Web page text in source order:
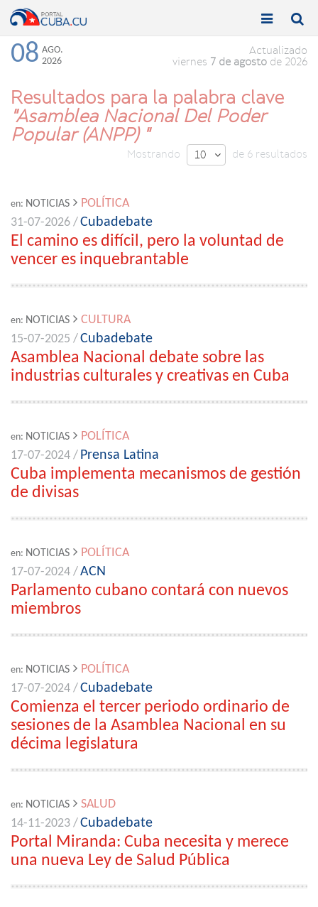
Toggle

Toggle

08 AGO.
2026
Actualizado
viernes 7 de agosto de 2026
Resultados para la palabra clave
"Asamblea Nacional Del Poder
Popular (ANPP) "
Mostrando 10  de 6 resultados
en: NOTICIAS
POLÍTICA
31-07-2026 /Cubadebate
El camino es difícil, pero la voluntad de
vencer es inquebrantable
en: NOTICIAS
CULTURA
15-07-2025 /Cubadebate
Asamblea Nacional debate sobre las
industrias culturales y creativas en Cuba
en: NOTICIAS
POLÍTICA
17-07-2024 / Prensa Latina
Cuba implementa mecanismos de gestión
de divisas
en: NOTICIAS
POLÍTICA
17-07-2024 /ACN
Parlamento cubano contará con nuevos
miembros
en: NOTICIAS
POLÍTICA
17-07-2024 /Cubadebate
Comienza el tercer periodo ordinario de
sesiones de la Asamblea Nacional en su
décima legislatura
en: NOTICIAS
SALUD
14-11-2023 /Cubadebate
Portal Miranda: Cuba necesita y merece
una nueva Ley de Salud Pública